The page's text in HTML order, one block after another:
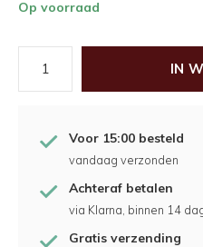
Op voorraad
IN
Voor 15:00 besteld
vandaag verzonden
Achteraf betalen
via Klarna, binnen 14
Gratis verzending